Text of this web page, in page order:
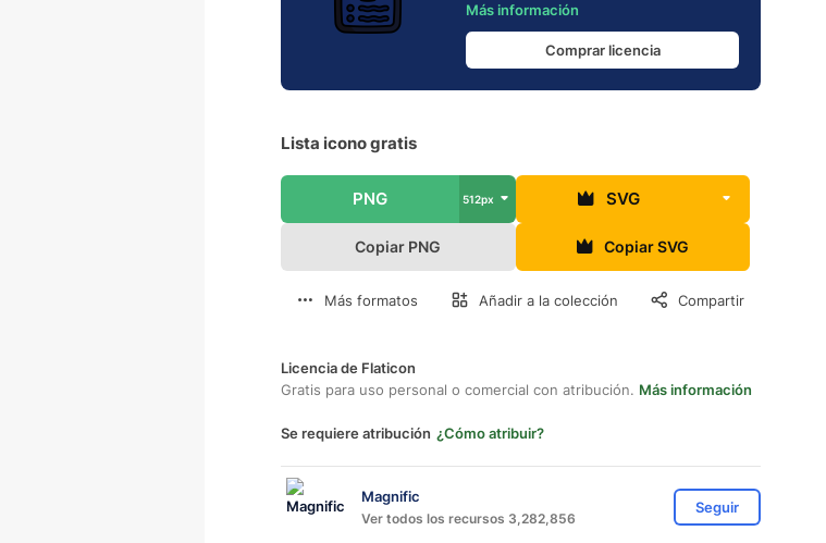
Más información
Comprar licencia
Lista icono gratis
PNG 512px SVG
Copiar PNG Copiar SVG
Más formatos Añadir a la colección Compartir
Licencia de Flaticon
Gratis para uso personal o comercial con atribución. Más información
Se requiere atribución ¿Cómo atribuir?
Magnific
Ver todos los recursos 3,282,856
Seguir